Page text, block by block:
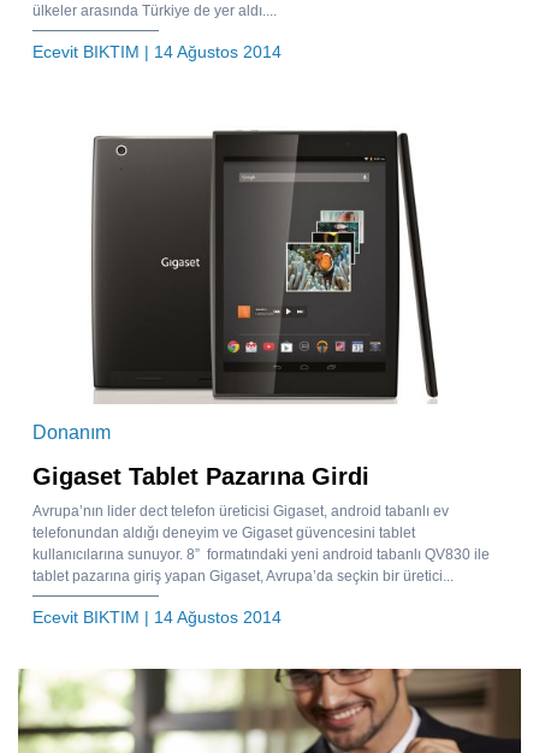
ülkeler arasında Türkiye de yer aldı....
Ecevit BIKTIM | 14 Ağustos 2014
Donanım
Gigaset Tablet Pazarına Girdi
Avrupa’nın lider dect telefon üreticisi Gigaset, android tabanlı ev
telefonundan aldığı deneyim ve Gigaset güvencesini tablet
kullanıcılarına sunuyor. 8” formatındaki yeni android tabanlı QV830 ile
tablet pazarına giriş yapan Gigaset, Avrupa’da seçkin bir üretici...
Ecevit BIKTIM | 14 Ağustos 2014